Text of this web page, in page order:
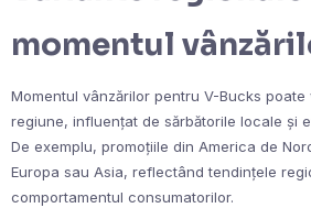
momentul
Momentul vânzărilor pentru V-Bucks
regiune, influențat de sărbătorile locale și
De exemplu, promoțiile din America de
Europa sau Asia, reflectând tendințele
comportamentul consumatorilor.